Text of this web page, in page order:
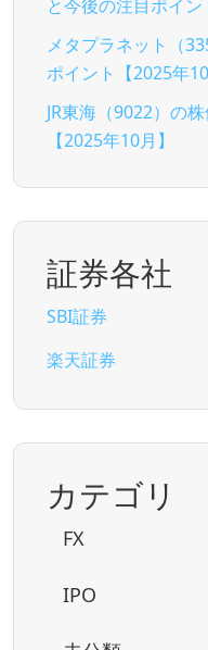
と今後の注目ポイン
メタプラネット（
ポイント【2025年10
JR東海（9022）の
【2025年10月】
証券各社
SBI証券
楽天証券
カテゴリ
FX
IPO